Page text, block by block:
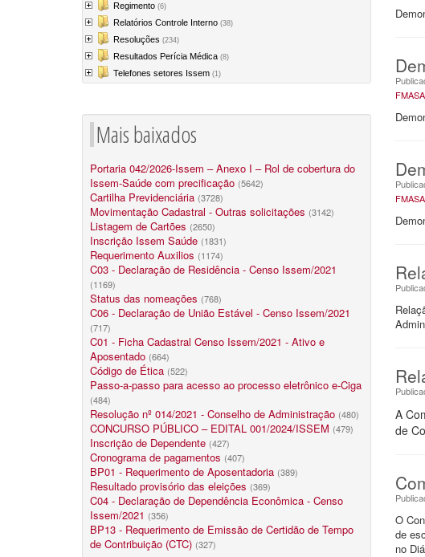
Regimento (6)
Relatórios Controle Interno (38)
Resoluções (234)
Resultados Perícia Médica (8)
Telefones setores Issem (1)
Mais baixados
Portaria 042/2026-Issem – Anexo I – Rol de cobertura do
Issem-Saúde com precificação (5642)
Cartilha Previdenciária (3728)
Movimentação Cadastral - Outras solicitações (3142)
Listagem de Cartões (2650)
Inscrição Issem Saúde (1831)
Requerimento Auxilios (1174)
C03 - Declaração de Residência - Censo Issem/2021
(1169)
Status das nomeações (768)
C06 - Declaração de União Estável - Censo Issem/2021
(717)
C01 - Ficha Cadastral Censo Issem/2021 - Ativo e
Aposentado (664)
Código de Ética (522)
Passo-a-passo para acesso ao processo eletrônico e-Ciga
(484)
Resolução nº 014/2021 - Conselho de Administração (480)
CONCURSO PÚBLICO – EDITAL 001/2024/ISSEM (479)
Inscrição de Dependente (427)
Cronograma de pagamentos (407)
BP01 - Requerimento de Aposentadoria (389)
Resultado provisório das eleições (369)
C04 - Declaração de Dependência Econômica - Censo
Issem/2021 (356)
BP13 - Requerimento de Emissão de Certidão de Tempo
de Contribuição (CTC) (327)
FMASA
FMASA
A
de
O
de
no